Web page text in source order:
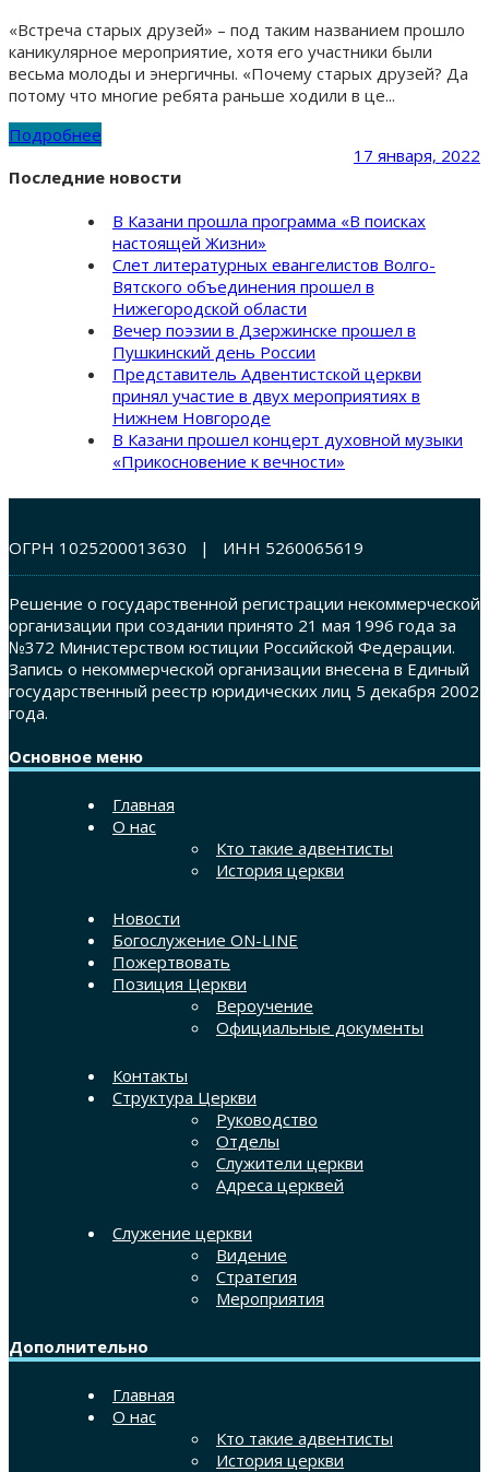
«Встреча старых друзей» – под таким названием прошло
каникулярное мероприятие, хотя его участники были
весьма молоды и энергичны. «Почему старых друзей? Да
потому что многие ребята раньше ходили в це...
Подробнее
17 января, 2022
Последние новости
В Казани прошла программа «В поисках
настоящей Жизни»
Слет литературных евангелистов Волго-
Вятского объединения прошел в
Нижегородской области
Вечер поэзии в Дзержинске прошел в
Пушкинский день России
Представитель Адвентистской церкви
принял участие в двух мероприятиях в
Нижнем Новгороде
В Казани прошел концерт духовной музыки
«Прикосновение к вечности»
ОГРН 1025200013630 | ИНН 5260065619
Решение о государственной регистрации некоммерческой
организации при создании принято 21 мая 1996 года за
№372 Министерством юстиции Российской Федерации.
Запись о некоммерческой организации внесена в Единый
государственный реестр юридических лиц 5 декабря 2002
года.
Основное меню
Главная
О нас
Кто такие адвентисты
История церкви
Новости
Богослужение ON-LINE
Пожертвовать
Позиция Церкви
Вероучение
Официальные документы
Контакты
Структура Церкви
Руководство
Отделы
Служители церкви
Адреса церквей
Служение церкви
Видение
Стратегия
Мероприятия
Дополнительно
Главная
О нас
Кто такие адвентисты
История церкви